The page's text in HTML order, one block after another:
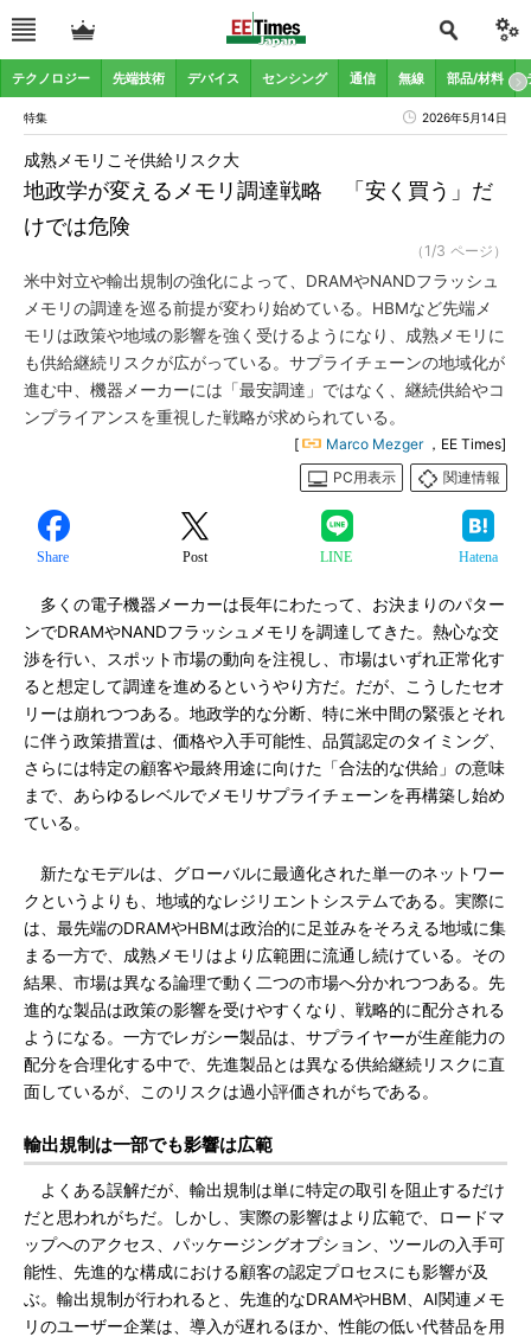
テクノロジー 先端技術 デバイス センシング 通信 無線 部品/材料
特集 2026年5月14日
地政学が変えるメモリ調達戦略 「安く買う」だ
けでは危険
成熟メモリこそ供給リスク大
（1/3 ページ）
米中対立や輸出規制の強化によって、DRAMやNANDフラッシュ
メモリの調達を巡る前提が変わり始めている。HBMなど先端メ
モリは政策や地域の影響を強く受けるようになり、成熟メモリに
も供給継続リスクが広がっている。サプライチェーンの地域化が
進む中、機器メーカーには「最安調達」ではなく、継続供給やコ
ンプライアンスを重視した戦略が求められている。
[ Marco Mezger ，EE Times]
PC用表示
関連情報
Share Post LINE Hatena
多くの電子機器メーカーは長年にわたって、お決まりのパター
ンでDRAMやNANDフラッシュメモリを調達してきた。熱心な交
渉を行い、スポット市場の動向を注視し、市場はいずれ正常化す
ると想定して調達を進めるというやり方だ。だが、こうしたセオ
リーは崩れつつある。地政学的な分断、特に米中間の緊張とそれ
に伴う政策措置は、価格や入手可能性、品質認定のタイミング、
さらには特定の顧客や最終用途に向けた「合法的な供給」の意味
まで、あらゆるレベルでメモリサプライチェーンを再構築し始め
ている。
新たなモデルは、グローバルに最適化された単一のネットワー
クというよりも、地域的なレジリエントシステムである。実際に
は、最先端のDRAMやHBMは政治的に足並みをそろえる地域に集
まる一方で、成熟メモリはより広範囲に流通し続けている。その
結果、市場は異なる論理で動く二つの市場へ分かれつつある。先
進的な製品は政策の影響を受けやすくなり、戦略的に配分される
ようになる。一方でレガシー製品は、サプライヤーが生産能力の
配分を合理化する中で、先進製品とは異なる供給継続リスクに直
面しているが、このリスクは過小評価されがちである。
輸出規制は一部でも影響は広範
よくある誤解だが、輸出規制は単に特定の取引を阻止するだけ
だと思われがちだ。しかし、実際の影響はより広範で、ロードマ
ップへのアクセス、パッケージングオプション、ツールの入手可
能性、先進的な構成における顧客の認定プロセスにも影響が及
ぶ。輸出規制が行われると、先進的なDRAMやHBM、AI関連メモ
リのユーザー企業は、導入が遅れるほか、性能の低い代替品を用